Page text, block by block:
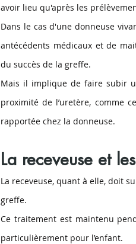
avoir lieu qu'après les
Dans le cas d'une donneuse
antécédents médicaux et de
du succès de la greffe.
Mais il implique de faire subir
proximité de l’uretère, comme
rapportée chez la donneuse.
La receveuse et
La receveuse, quant à elle, doit
greffe.
Ce traitement est maintenu
particulièrement pour l’enfant.